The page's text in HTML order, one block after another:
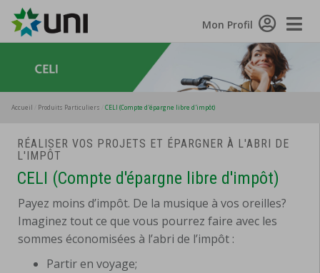
Toggle
Mon Profil
Accueil Produits Particuliers CELI (Compte d'épargne libre d'impôt)
RÉALISER VOS PROJETS ET ÉPARGNER À L'ABRI DE
L'IMPÔT
CELI (Compte d'épargne libre d'impôt)
Payez moins d’impôt. De la musique à vos oreilles?
Imaginez tout ce que vous pourrez faire avec les
sommes économisées à l’abri de l’impôt :
Partir en voyage;